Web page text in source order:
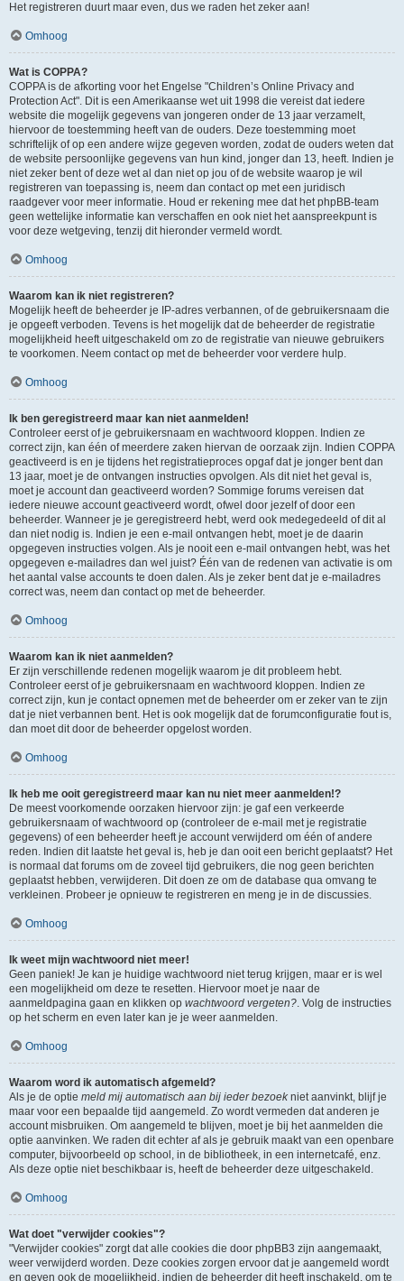
Het registreren duurt maar even, dus we raden het zeker aan!
Omhoog
Wat is COPPA?
COPPA is de afkorting voor het Engelse "Children’s Online Privacy and
Protection Act". Dit is een Amerikaanse wet uit 1998 die vereist dat iedere
website die mogelijk gegevens van jongeren onder de 13 jaar verzamelt,
hiervoor de toestemming heeft van de ouders. Deze toestemming moet
schriftelijk of op een andere wijze gegeven worden, zodat de ouders weten dat
de website persoonlijke gegevens van hun kind, jonger dan 13, heeft. Indien je
niet zeker bent of deze wet al dan niet op jou of de website waarop je wil
registreren van toepassing is, neem dan contact op met een juridisch
raadgever voor meer informatie. Houd er rekening mee dat het phpBB-team
geen wettelijke informatie kan verschaffen en ook niet het aanspreekpunt is
voor deze wetgeving, tenzij dit hieronder vermeld wordt.
Omhoog
Waarom kan ik niet registreren?
Mogelijk heeft de beheerder je IP-adres verbannen, of de gebruikersnaam die
je opgeeft verboden. Tevens is het mogelijk dat de beheerder de registratie
mogelijkheid heeft uitgeschakeld om zo de registratie van nieuwe gebruikers
te voorkomen. Neem contact op met de beheerder voor verdere hulp.
Omhoog
Ik ben geregistreerd maar kan niet aanmelden!
Controleer eerst of je gebruikersnaam en wachtwoord kloppen. Indien ze
correct zijn, kan één of meerdere zaken hiervan de oorzaak zijn. Indien COPPA
geactiveerd is en je tijdens het registratieproces opgaf dat je jonger bent dan
13 jaar, moet je de ontvangen instructies opvolgen. Als dit niet het geval is,
moet je account dan geactiveerd worden? Sommige forums vereisen dat
iedere nieuwe account geactiveerd wordt, ofwel door jezelf of door een
beheerder. Wanneer je je geregistreerd hebt, werd ook medegedeeld of dit al
dan niet nodig is. Indien je een e-mail ontvangen hebt, moet je de daarin
opgegeven instructies volgen. Als je nooit een e-mail ontvangen hebt, was het
opgegeven e-mailadres dan wel juist? Één van de redenen van activatie is om
het aantal valse accounts te doen dalen. Als je zeker bent dat je e-mailadres
correct was, neem dan contact op met de beheerder.
Omhoog
Waarom kan ik niet aanmelden?
Er zijn verschillende redenen mogelijk waarom je dit probleem hebt.
Controleer eerst of je gebruikersnaam en wachtwoord kloppen. Indien ze
correct zijn, kun je contact opnemen met de beheerder om er zeker van te zijn
dat je niet verbannen bent. Het is ook mogelijk dat de forumconfiguratie fout is,
dan moet dit door de beheerder opgelost worden.
Omhoog
Ik heb me ooit geregistreerd maar kan nu niet meer aanmelden!?
De meest voorkomende oorzaken hiervoor zijn: je gaf een verkeerde
gebruikersnaam of wachtwoord op (controleer de e-mail met je registratie
gegevens) of een beheerder heeft je account verwijderd om één of andere
reden. Indien dit laatste het geval is, heb je dan ooit een bericht geplaatst? Het
is normaal dat forums om de zoveel tijd gebruikers, die nog geen berichten
geplaatst hebben, verwijderen. Dit doen ze om de database qua omvang te
verkleinen. Probeer je opnieuw te registreren en meng je in de discussies.
Omhoog
Ik weet mijn wachtwoord niet meer!
Geen paniek! Je kan je huidige wachtwoord niet terug krijgen, maar er is wel
een mogelijkheid om deze te resetten. Hiervoor moet je naar de
aanmeldpagina gaan en klikken op wachtwoord vergeten?. Volg de instructies
op het scherm en even later kan je je weer aanmelden.
Omhoog
Waarom word ik automatisch afgemeld?
Als je de optie meld mij automatisch aan bij ieder bezoekniet aanvinkt, blijf je
maar voor een bepaalde tijd aangemeld. Zo wordt vermeden dat anderen je
account misbruiken. Om aangemeld te blijven, moet je bij het aanmelden die
optie aanvinken. We raden dit echter af als je gebruik maakt van een openbare
computer, bijvoorbeeld op school, in de bibliotheek, in een internetcafé, enz.
Als deze optie niet beschikbaar is, heeft de beheerder deze uitgeschakeld.
Omhoog
Wat doet "verwijder cookies"?
"Verwijder cookies" zorgt dat alle cookies die door phpBB3 zijn aangemaakt,
weer verwijderd worden. Deze cookies zorgen ervoor dat je aangemeld wordt
en geven ook de mogelijkheid, indien de beheerder dit heeft inschakeld, om te